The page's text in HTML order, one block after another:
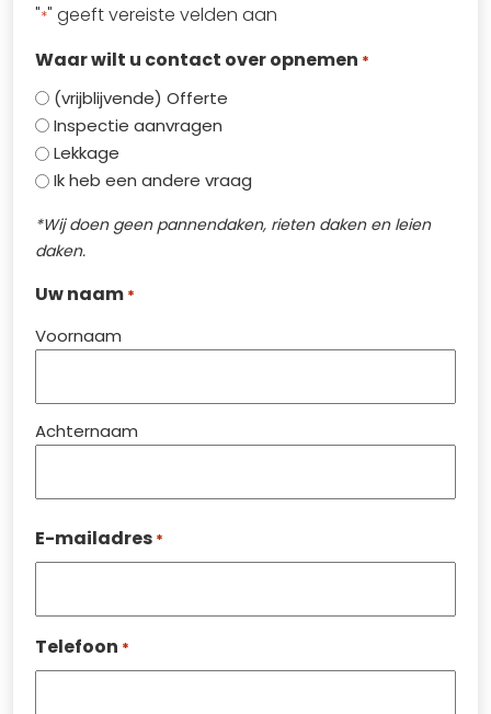
"*" geeft vereiste velden aan
Waar wilt u contact over opnemen *
(vrijblijvende) Offerte
Inspectie aanvragen
Lekkage
Ik heb een andere vraag
*Wij doen geen pannendaken, rieten daken en leien
daken.
Uw naam *
Voornaam
Achternaam
E-mailadres *
Telefoon *